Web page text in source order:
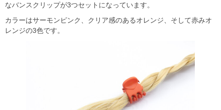
なバンスクリップが3つセットになっています。
カラーはサーモンピンク、クリア感のあるオレンジ、そして赤みオ
レンジの3色です。